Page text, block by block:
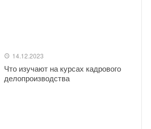
14.12.2023
Что изучают на курсах кадрового
делопроизводства